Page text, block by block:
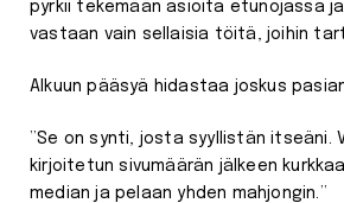
pyrkii tekemään asioita etunojassa
vastaan vain sellaisia töitä, joihin
Alkuun pääsyä hidastaa joskus
”Se on synti, josta syyllistän itseäni.
kirjoitetun sivumäärän jälkeen
median ja pelaan yhden mahjongin.”